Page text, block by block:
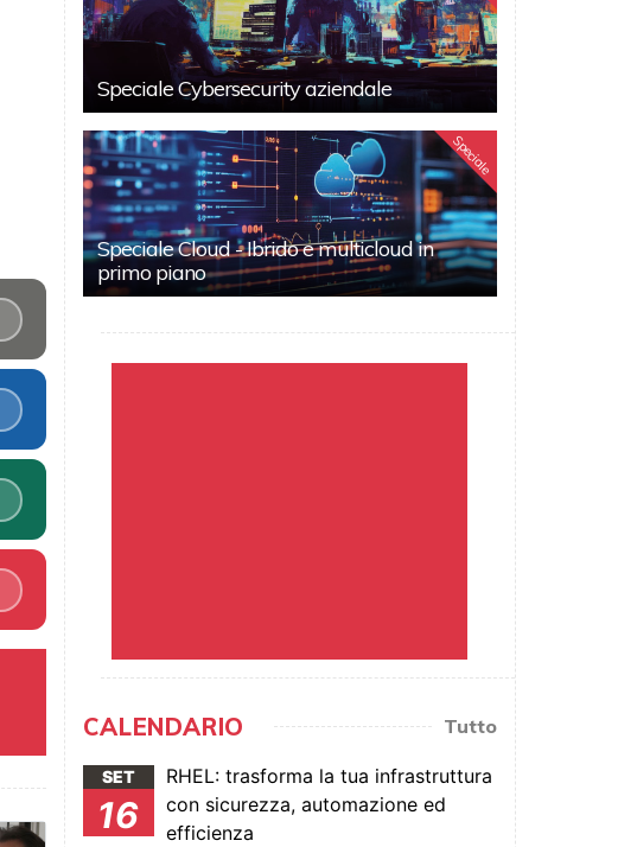
Speciale Cybersecurity aziendale
Speciale
Speciale Cloud - Ibrido e multicloud in
primo piano
CALENDARIO Tutto
SET
16
RHEL: trasforma la tua infrastruttura
con sicurezza, automazione ed
efficienza